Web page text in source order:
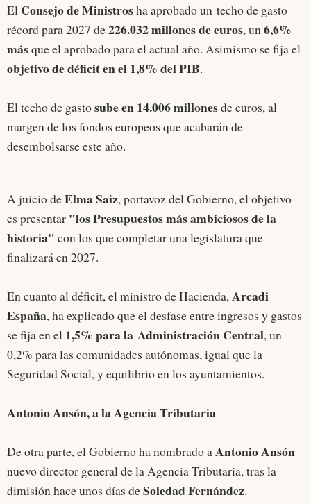
El Consejo de Ministrosha aprobado un techo de gasto
récord para 2027 de226.032 millones de euros, un6,6%
másque el aprobado para el actual año. Asimismo se fija el
objetivo de déficit en el 1,8% del PIB.
El techo de gastosube en 14.006 millonesde euros, al
margen de los fondos europeos que acabarán de
desembolsarse este año.
A juicio deElma Saiz, portavoz del Gobierno, el objetivo
es presentar "los Presupuestos más ambiciosos de la
historia" con los que completar una legislatura que
finalizará en 2027.
En cuanto al déficit, el ministro de Hacienda,Arcadi
España, ha explicado que el desfase entre ingresos y gastos
se fija en el 1,5% para la Administración Central, un
0,2% para las comunidades autónomas, igual que la
Seguridad Social, y equilibrio en los ayuntamientos.
Antonio Ansón, a la Agencia Tributaria
De otra parte, el Gobierno ha nombrado aAntonio Ansón
nuevo director general de la Agencia Tributaria, tras la
dimisión hace unos días deSoledad Fernández.